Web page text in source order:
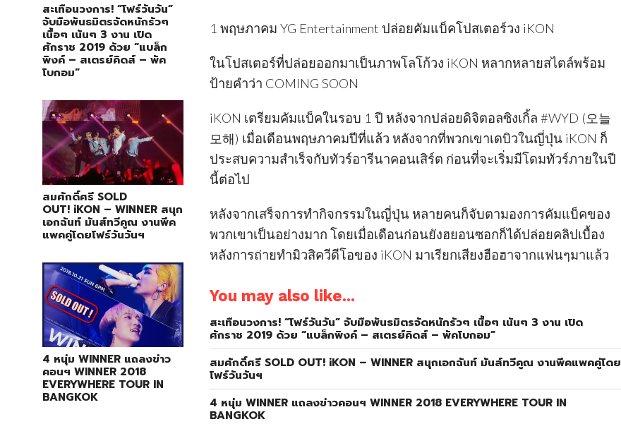
สะเทือนวงการ! “โฟร์วันวัน”
จับมือพันธมิตรจัดหนักรัวๆ
เนื้อๆ เน้นๆ 3 งาน เปิด
ศักราช 2019 ด้วย “แบล็ก
พิงค์ – สเตรย์คิดส์ – พัค
โบกอม”
สมศักดิ์ศรี SOLD
OUT! iKON – WINNER สนุก
เอกฉันท์ มันส์ทวีคูณ งานพีค
แพคคู่โดยโฟร์วันวันฯ
4 หนุ่ม WINNER แถลงข่าว
คอนฯ WINNER 2018
EVERYWHERE TOUR IN
BANGKOK
1 พฤษภาคม YG Entertainment ปล่อยคัมแบ็คโปสเตอร์วง iKON
ในโปสเตอร์ที่ปล่อยออกมาเป็นภาพโลโก้วง iKON หลากหลายสไตล์พร้อม
ป้ายคำว่า COMING SOON
iKON เตรียมคัมแบ็คในรอบ 1 ปี หลังจากปล่อยดิจิตอลซิงเกิ้ล #WYD (오늘
모해) เมื่อเดือนพฤษภาคมปีที่แล้ว หลังจากที่พวกเขาเดบิวในญี่ปุ่น iKON ก็
ประสบความสำเร็จกับทัวร์อารีนาคอนเสิร์ต ก่อนที่จะเริ่มมีโดมทัวร์ภายในปี
นี้ต่อไป
หลังจากเสร็จการทำกิจกรรมในญี่ปุ่น หลายคนก็จับตามองการคัมแบ็คของ
พวกเขาเป็นอย่างมาก โดยเมื่อเดือนก่อนยังฮยอนซอกก็ได้ปล่อยคลิปเบื้อง
หลังการถ่ายทำมิวสิควีดีโอของ iKON มาเรียกเสียงฮือฮาจากแฟนๆมาแล้ว
You may also like...
สะเทือนวงการ! “โฟร์วันวัน” จับมือพันธมิตรจัดหนักรัวๆ เนื้อๆ เน้นๆ 3 งาน เปิด
ศักราช 2019 ด้วย “แบล็กพิงค์ – สเตรย์คิดส์ – พัคโบกอม”
สมศักดิ์ศรี SOLD OUT! iKON – WINNER สนุกเอกฉันท์ มันส์ทวีคูณ งานพีคแพคคู่โดย
โฟร์วันวันฯ
4 หนุ่ม WINNER แถลงข่าวคอนฯ WINNER 2018 EVERYWHERE TOUR IN
BANGKOK